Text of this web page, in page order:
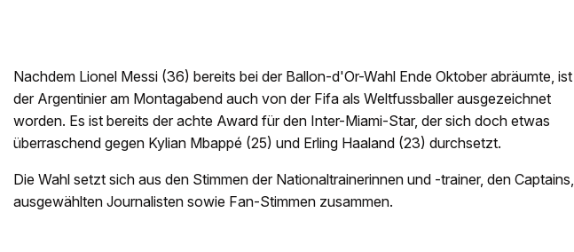
Nachdem Lionel Messi (36) bereits bei der Ballon-d'Or-Wahl Ende Oktober abräumte, ist
der Argentinier am Montagabend auch von der Fifa als Weltfussballer ausgezeichnet
worden. Es ist bereits der achte Award für den Inter-Miami-Star, der sich doch etwas
überraschend gegen Kylian Mbappé (25) und Erling Haaland (23) durchsetzt.
Die Wahl setzt sich aus den Stimmen der Nationaltrainerinnen und -trainer, den Captains,
ausgewählten Journalisten sowie Fan-Stimmen zusammen.